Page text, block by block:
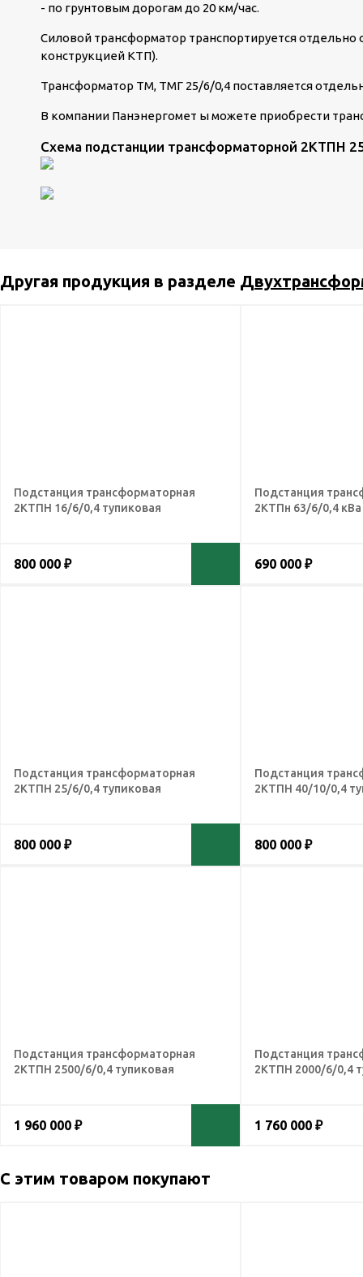
- по грунтовым дорогам до 20 км/час.
Силовой трансформатор транспортируется
конструкцией КТП).
Трансформатор ТМ, ТМГ 25/6/0,4 поставляется
В компании Панэнергомет ы можете приобрести
Схема подстанции трансформаторной 2КТПН
Другая продукция в разделе
Подстанция трансформаторная
2КТПН 16/6/0,4 тупиковая
800 000 ₽
Подстанция
2КТПн 63/6/0,4 кВа
690 000 ₽
Подстанция трансформаторная
2КТПН 25/6/0,4 тупиковая
800 000 ₽
Подстанция
2КТПН 40/10/0,4
800 000 ₽
Подстанция трансформаторная
2КТПН 2500/6/0,4 тупиковая
1 960 000 ₽
Подстанция
2КТПН 2000/6/0,4
1 760 000 ₽
С этим товаром покупают